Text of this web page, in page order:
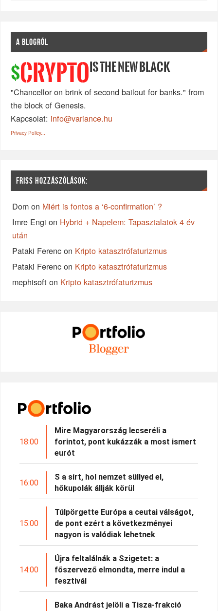
A BLOGRÓL
$CRYPTO IS THE NEW BLACK
"Chancellor on brink of second bailout for banks." from
the block of Genesis.
Kapcsolat: info@variance.hu
Privacy Policy...
FRISS HOZZÁSZÓLÁSOK:
Dom on Miért is fontos a ‘6-confirmation’ ?
Imre Engi on Hybrid + Napelem: Tapasztalatok 4 év
után
Pataki Ferenc on Kripto katasztrófaturizmus
Pataki Ferenc on Kripto katasztrófaturizmus
mephisoft on Kripto katasztrófaturizmus
18:00
Mire Magyarország lecseréli a
forintot, pont kukázzák a most ismert
eurót
16:00
S a sírt, hol nemzet süllyed el,
hőkupolák állják körül
15:00
Túlpörgette Európa a ceutai válságot,
de pont ezért a következményei
nagyon is valódiak lehetnek
14:00
Újra feltalálnák a Szigetet: a
főszervező elmondta, merre indul a
fesztivál
Baka Andrást jelöli a Tisza-frakció